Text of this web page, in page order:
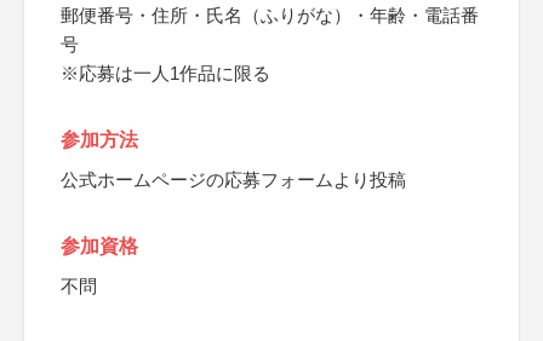
郵便番号・住所・氏名（ふりがな）・年齢・電話番
号
※応募は一人1作品に限る
参加方法
公式ホームページの応募フォームより投稿
参加資格
不問